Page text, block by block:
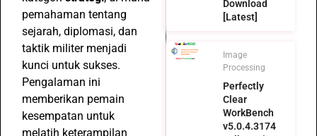
pemahaman tentang
sejarah, diplomasi, dan
taktik militer menjadi
kunci untuk sukses.
Pengalaman ini
memberikan pemain
kesempatan untuk
melatih keterampilan
Download
[Latest]
Image
Processing
Perfectly
Clear
WorkBench
v5.0.4.3174